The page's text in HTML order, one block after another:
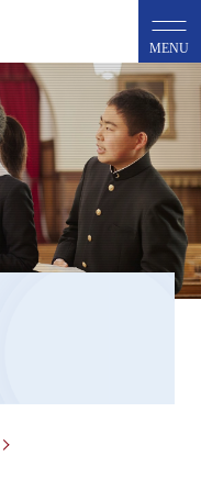
MENU